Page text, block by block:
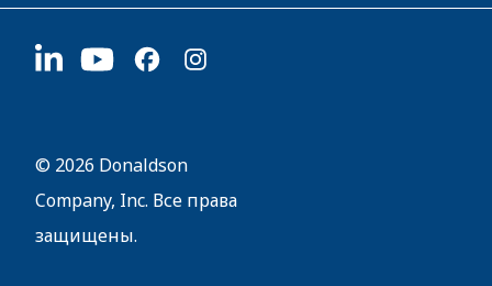
Поставщикам
Устойчивое развитие
1400 W 94th Street
© 2026 Donaldson
Company, Inc. Все права
защищены.